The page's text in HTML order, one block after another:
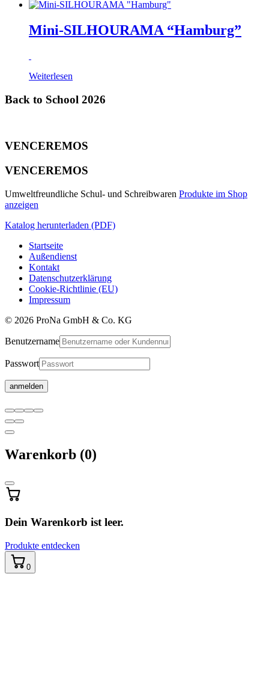
Mini-SILHOURAMA “Hamburg”
Weiterlesen
Back to School 2026
VENCEREMOS
VENCEREMOS
Umweltfreundliche Schul- und Schreibwaren Produkte im Shop
anzeigen
Katalog herunterladen (PDF)
Startseite
Außendienst
Kontakt
Datenschutzerklärung
Cookie-Richtlinie (EU)
Impressum
© 2026 ProNa GmbH & Co. KG
Benutzername
Passwort
Warenkorb
wird
…
Warenkorb (0)
Dein Warenkorb ist leer.
Produkte entdecken
0